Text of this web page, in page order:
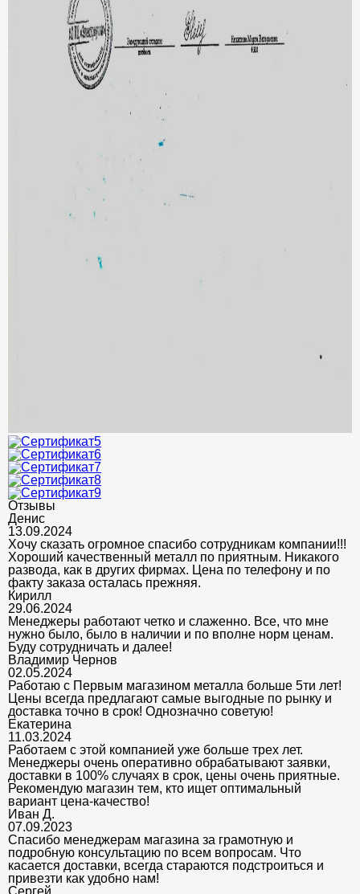
Отзывы
Денис
13.09.2024
Хочу сказать огромное спасибо сотрудникам компании!!!
Хороший качественный металл по приятным. Никакого
развода, как в других фирмах. Цена по телефону и по
факту заказа осталась прежняя.
Кирилл
29.06.2024
Менеджеры работают четко и слаженно. Все, что мне
нужно было, было в наличии и по вполне норм ценам.
Буду сотрудничать и далее!
Владимир Чернов
02.05.2024
Работаю с Первым магазином металла больше 5ти лет!
Цены всегда предлагают самые выгодные по рынку и
доставка точно в срок! Однозначно советую!
Екатерина
11.03.2024
Работаем с этой компанией уже больше трех лет.
Менеджеры очень оперативно обрабатывают заявки,
доставки в 100% случаях в срок, цены очень приятные.
Рекомендую магазин тем, кто ищет оптимальный
вариант цена-качество!
Иван Д.
07.09.2023
Спасибо менеджерам магазина за грамотную и
подробную консультацию по всем вопросам. Что
касается доставки, всегда стараются подстроиться и
привезти как удобно нам!
Сергей